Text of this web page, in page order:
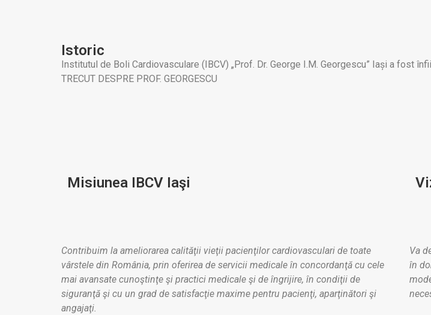
Istoric
Institutul de Boli Cardiovasculare (IBCV) „Prof. Dr. George I.M. Georgescu” Iași a fost
TRECUT DESPRE PROF. GEORGESCU
Misiunea IBCV Iaşi
Contribuim la ameliorarea calităţii vieţii pacienţilor cardiovasculari de toate
vârstele din România, prin oferirea de servicii medicale în concordanţă cu cele
mai avansate cunoştinţe şi practici medicale şi de îngrijire, în condiţii de
siguranţă şi cu un grad de satisfacţie maxime pentru pacienţi, aparţinători şi
angajaţi.
Va
în